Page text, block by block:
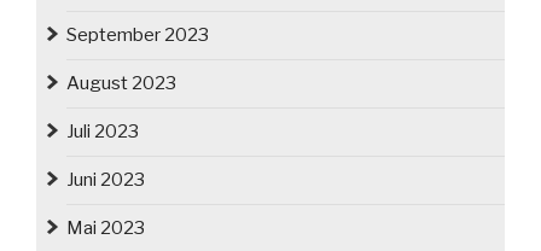
September 2023
August 2023
Juli 2023
Juni 2023
Mai 2023